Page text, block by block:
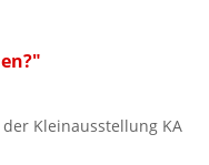
Kleinausstellung KA